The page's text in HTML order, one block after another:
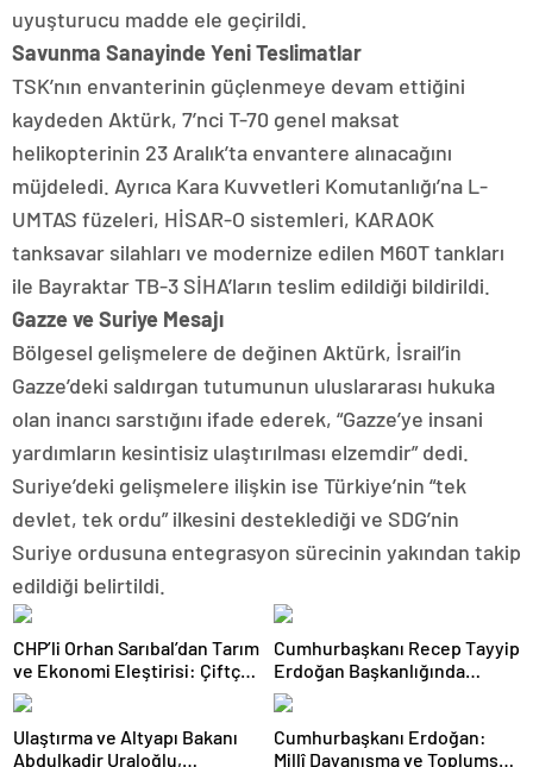
uyuşturucu madde ele geçirildi.
Savunma Sanayinde Yeni Teslimatlar
TSK’nın envanterinin güçlenmeye devam ettiğini
kaydeden Aktürk, 7’nci T-70 genel maksat
helikopterinin 23 Aralık’ta envantere alınacağını
müjdeledi. Ayrıca Kara Kuvvetleri Komutanlığı’na L-
UMTAS füzeleri, HİSAR-O sistemleri, KARAOK
tanksavar silahları ve modernize edilen M60T tankları
ile Bayraktar TB-3 SİHA’ların teslim edildiği bildirildi.
Gazze ve Suriye Mesajı
Bölgesel gelişmelere de değinen Aktürk, İsrail’in
Gazze’deki saldırgan tutumunun uluslararası hukuka
olan inancı sarstığını ifade ederek, “Gazze’ye insani
yardımların kesintisiz ulaştırılması elzemdir” dedi.
Suriye’deki gelişmelere ilişkin ise Türkiye’nin “tek
devlet, tek ordu” ilkesini desteklediği ve SDG’nin
Suriye ordusuna entegrasyon sürecinin yakından takip
edildiği belirtildi.
CHP’li Orhan Sarıbal’dan Tarım
ve Ekonomi Eleştirisi: Çiftçi
Kaderiyle Baş Başa Kaldı
Cumhurbaşkanı Recep Tayyip
Erdoğan Başkanlığında
Toplanan AK Parti MKYK’da
Gündem “Terörsüz Türkiye”
Süreci Oldu
Ulaştırma ve Altyapı Bakanı
Abdulkadir Uraloğlu,
Cumhurbaşkanı Erdoğan:
Millî Dayanışma ve Toplumsal